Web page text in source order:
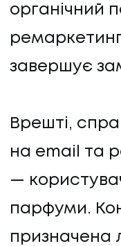
органічний
завершує
Врешті,
на email та
—
парфуми.
призначена